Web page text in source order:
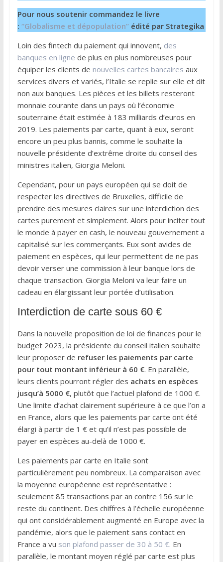
Pour nous soutenir commandez le livre
: “Globalisme et dépopulation” édité par Strategika
Loin des fintech du paiement qui innovent, des
banques en ligne de plus en plus nombreuses pour
équiper les clients de nouvelles cartes bancaires aux
services divers et variés, l’Italie se replie sur elle et dit
non aux banques. Les pièces et les billets resteront
monnaie courante dans un pays où l’économie
souterraine était estimée à 183 milliards d’euros en
2019. Les paiements par carte, quant à eux, seront
encore un peu plus bannis, comme le souhaite la
nouvelle présidente d’extrême droite du conseil des
ministres italien, Giorgia Meloni.
Cependant, pour un pays européen qui se doit de
respecter les directives de Bruxelles, difficile de
prendre des mesures claires sur une interdiction des
cartes purement et simplement. Alors pour inciter tout
le monde à payer en cash, le nouveau gouvernement a
capitalisé sur les commerçants. Eux sont avides de
paiement en espèces, qui leur permettent de ne pas
devoir verser une commission à leur banque lors de
chaque transaction. Giorgia Meloni va leur faire un
cadeau en élargissant leur portée d’utilisation.
Interdiction de carte sous 60 €
Dans la nouvelle proposition de loi de finances pour le
budget 2023, la présidente du conseil italien souhaite
leur proposer de refuser les paiements par carte
pour tout montant inférieur à 60 €. En parallèle,
leurs clients pourront régler des achats en espèces
jusqu’à 5000 €, plutôt que l’actuel plafond de 1000 €.
Une limite d’achat clairement supérieure à ce que l’on a
en France, alors que les paiements par carte ont été
élargi à partir de 1 € et qu’il n’est pas possible de
payer en espèces au-delà de 1000 €.
Les paiements par carte en Italie sont
particulièrement peu nombreux. La comparaison avec
la moyenne européenne est représentative :
seulement 85 transactions par an contre 156 sur le
reste du continent. Des chiffres à l’échelle européenne
qui ont considérablement augmenté en Europe avec la
pandémie, alors que le paiement sans contact en
France a vu son plafond passer de 30 à 50 €. En
parallèle, le montant moyen réglé par carte est plus